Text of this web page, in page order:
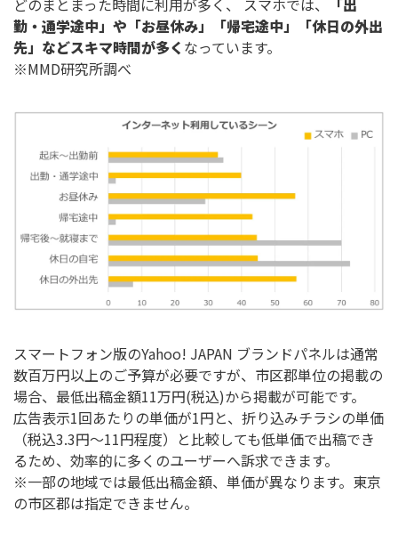
どのまとまった時間に利用が多く、 スマホでは、
「出
勤・通学途中」や「お昼休み」「帰宅途中」「休日の外出
先」などスキマ時間が多く なっています。
※MMD研究所調べ
スマートフォン版のYahoo! JAPAN ブランドパネルは通常
数百万円以上のご予算が必要ですが、市区郡単位の掲載の
場合、最低出稿金額11万円(税込)から掲載が可能です。
広告表示1回あたりの単価が1円と、折り込みチラシの単価
（税込3.3円～11円程度）と比較しても低単価で出稿でき
るため、効率的に多くのユーザーへ訴求できます。
※一部の地域では最低出稿金額、単価が異なります。東京
の市区郡は指定できません。